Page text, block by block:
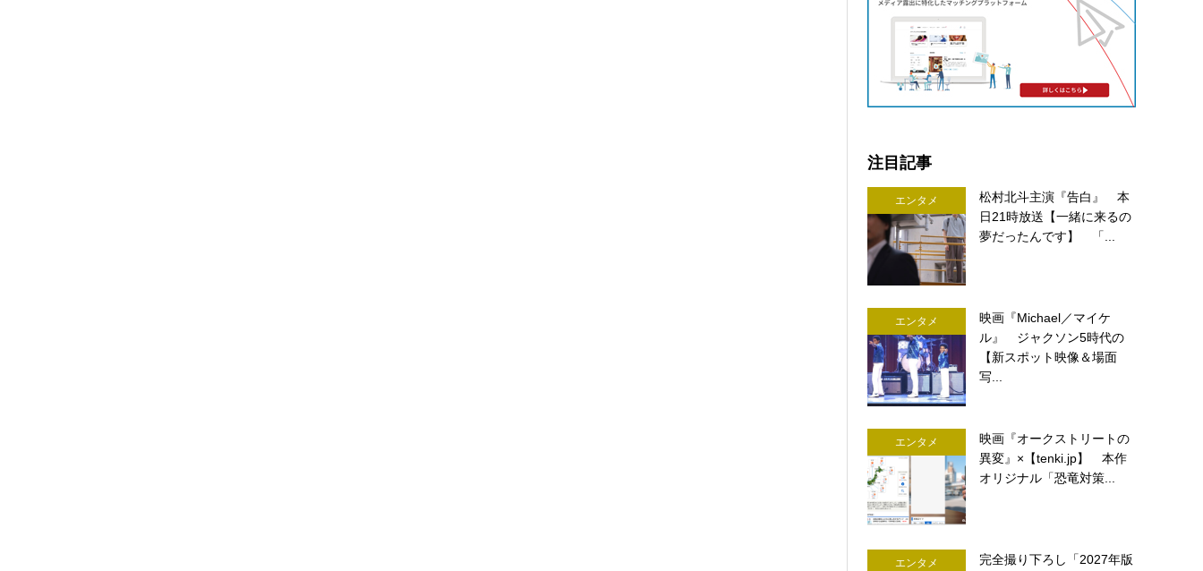
注目記事
エンタメ
松村北斗主演『告白』 本
日21時放送【一緒に来るの
夢だったんです】 「...
エンタメ
映画『Michael／マイケ
ル』 ジャクソン5時代の
【新スポット映像＆場面
写...
エンタメ
映画『オークストリートの
異変』×【tenki.jp】 本作
オリジナル「恐竜対策...
エンタメ
完全撮り下ろし「2027年版